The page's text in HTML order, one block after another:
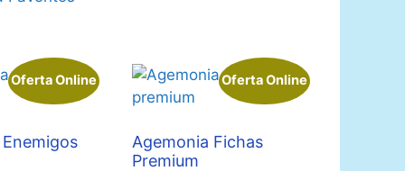
€.
Oferta Online Oferta Online
Agemonia Fichas
Premium